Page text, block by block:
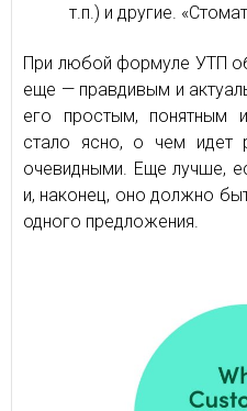
т.п.) и другие.
При любой формуле УТП
еще — правдивым и
его простым, понятным
стало ясно, о чем идет
очевидными. Еще лучше,
и, наконец, оно должно
одного предложения.